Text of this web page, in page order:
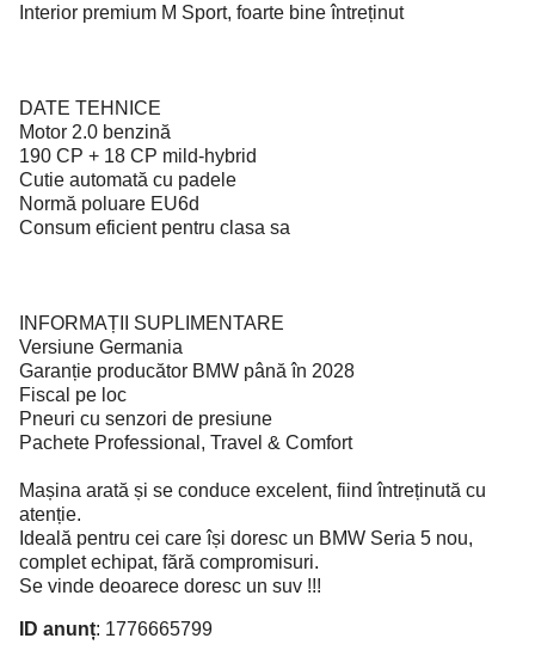
Interior premium M Sport, foarte bine întreținut
DATE TEHNICE
Motor 2.0 benzină
190 CP + 18 CP mild-hybrid
Cutie automată cu padele
Normă poluare EU6d
Consum eficient pentru clasa sa
INFORMAȚII SUPLIMENTARE
Versiune Germania
Garanție producător BMW până în 2028
Fiscal pe loc
Pneuri cu senzori de presiune
Pachete Professional, Travel & Comfort
Mașina arată și se conduce excelent, fiind întreținută cu
atenție.
Ideală pentru cei care își doresc un BMW Seria 5 nou,
complet echipat, fără compromisuri.
Se vinde deoarece doresc un suv !!!
ID anunț: 1776665799